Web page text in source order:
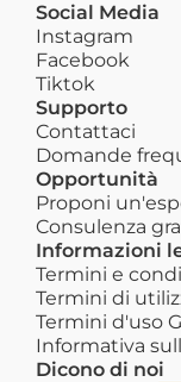
Social Media
Instagram
Facebook
Tiktok
Supporto
Contattaci
Domande
Opportunità
Proponi
Consulenza
Informazioni
Termini e
Termini di
Termini d'uso
Informativa
Dicono di noi